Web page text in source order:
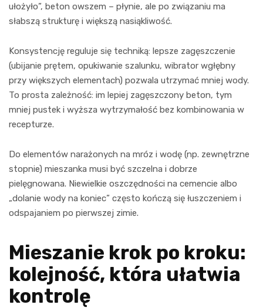
ułożyło”, beton owszem – płynie, ale po związaniu ma
słabszą strukturę i większą nasiąkliwość.
Konsystencję reguluje się techniką: lepsze zagęszczenie
(ubijanie prętem, opukiwanie szalunku, wibrator wgłębny
przy większych elementach) pozwala utrzymać mniej wody.
To prosta zależność: im lepiej zagęszczony beton, tym
mniej pustek i wyższa wytrzymałość bez kombinowania w
recepturze.
Do elementów narażonych na mróz i wodę (np. zewnętrzne
stopnie) mieszanka musi być szczelna i dobrze
pielęgnowana. Niewielkie oszczędności na cemencie albo
„dolanie wody na koniec” często kończą się łuszczeniem i
odspajaniem po pierwszej zimie.
Mieszanie krok po kroku:
kolejność, która ułatwia
kontrolę